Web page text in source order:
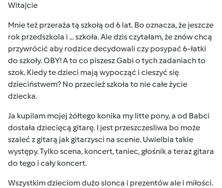
Witajcie
Mnie też przeraża tą szkołą od 6 lat. Bo oznacza, że jeszcze
rok przedszkola i ... szkoła. Ale dzis czytałam, że znów chcą
przywrócić aby rodzice decydowali czy posypać 6-łatki
do szkoły. OBY! A to co piszesz Gabi o tych zadaniach to
szok. Kiedy te dzieci mają wypocząć i cieszyć się
dzieciństwem? No przecież szkoła to nie całe życie
dziecka.
Ja kupilam mojej żółtego konika my litte pony, a od Babci
dostała dziecięcą gitarę. I jest przeszczesliwa bo może
szaleć z gitarą jak gitarzysci na scenie. Uwielbia takie
występy. Tylko scena, koncert, taniec, głośnik a teraz gitara
do tego i cały koncert.
Wszystkim dzieciom dużo slonca i prezentów ale i miłości.